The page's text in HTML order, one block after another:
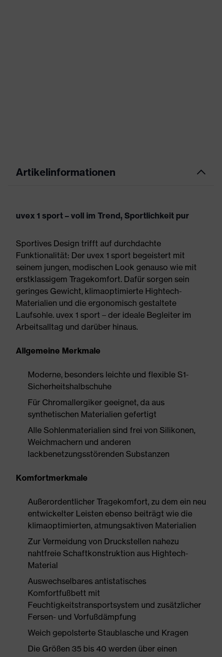
Artikelinformationen
uvex 1 sport – voll im Trend, Sportlichkeit pur
Sportives Design trifft auf durchdachte
Funktionalität: Der uvex 1 sport begeistert mit
seinem jungen, modischen Look genauso wie mit
erstklassigem Tragekomfort. Dafür sorgen sein
geringes Gewicht, klimaoptimierte Hightech-
Materialien und die ergonomisch gestaltete
Laufsohle. uvex 1 sport – der ideale Begleiter im
Arbeitsalltag und darüber hinaus.
Allgemeine Merkmale
Moderne, besonders leichte und flexible S1-
Sicherheitshalbschuhe
Für Chromallergiker geeignet, da aus
synthetischen Materialien gefertigt
Alle Sohlenmaterialien sind frei von Silikonen,
Weichmachern und anderen
lackbenetzungsstörenden Substanzen
Komfortmerkmale
Außerordentlicher Tragekomfort, zu dem ein neu
entwickelter Leisten ebenso beiträgt wie die
klimaoptimierten, atmungsaktiven Materialien
Zur Vermeidung von Druckstellen nahezu
nahtfreie Schaftkonstruktion aus Hightech-
Material
Auswechselbares antistatisches
Komfortfußbett mit
Feuchtigkeitstransportsystem und zusätzlicher
Fersen- und Vorfußdämpfung
Weich gepolsterte Staublasche und Kragen
Die Größen 35 bis 40 werden über einen